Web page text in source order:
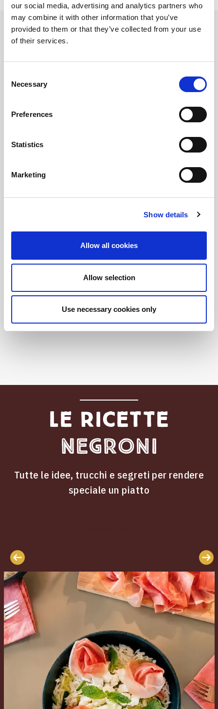
our social media, advertising and analytics partners who
may combine it with other information that you’ve
provided to them or that they’ve collected from your use
of their services.
Selection
Necessary
Preferences
Statistics
Marketing
Show details
Allow all cookies
Allow selection
Use necessary cookies only
Prodotti
Salame Riserva 100% italiano
Le ricette
Negroni
Tutte le idee, trucchi e segreti per rendere
speciale un piatto